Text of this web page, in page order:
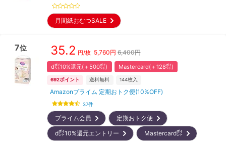
月間紙おむつSALE
7位 35.2 円/枚 5,760円 6,400円
d㌽10%還元(＋500㌽) Mastercard(＋128㌽)
692ポイント 送料無料 144枚入
Amazonプライム 定期おトク便(10%OFF)
37件
プライム会員
定期おトク便
d㌽10%還元エントリー
Mastercard㌽